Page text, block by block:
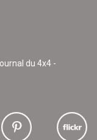
du 4x4 -